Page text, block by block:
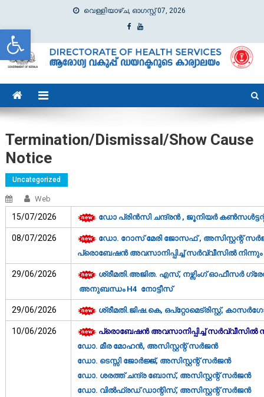
Open toolbar
വെള്ളിയാഴ്‌ച, ഓഗസ്റ്റ്‌ 07, 2026
dhs
Directorate of Health Services
Termination/Dismissal/Show Cause
Notice
Uncategorized
Web
15/07/2026 ഡോ പ്രിൻസി ചന്ദ്രൻ , ജൂനിയർ
08/07/2026
ഡോ. റോസ് മേരി ജോസഫ് , അസിസ്റ്റന്റ്
പ്രൊബേഷന്‍ അവസാനിപ്പിച്ച് സര്‍വ്വീസില്‍ നിന്നും
29/06/2026
ശ്രീമതി.അജിത. എസ്, നഴ്സിംഗ് ഓഫീസർ
അനുബന്ധം H4 നോട്ടീസ്
29/06/2026 ശ്രീമതി.ജിഷ.കെ, ഒപ്റ്റോമെട്രിസ്റ്റ്,
10/06/2026
പ്രൊബേഷന്‍ അവസാനിപ്പിച്ച്
ഡോ. മീര മോഹൻ, അസിസ്റ്റന്റ് സർജൻ
ഡോ. ടെസ്സി ജോർജ്ജ്, അസിസ്റ്റന്റ് സർജൻ
ഡോ. ശരത്ത് ചന്ദ്ര ബോസ്, അസിസ്റ്റന്റ് സർജൻ
ഡോ. വിൽഫ്രഡ് ഡാന്റിസ്, അസിസ്റ്റന്റ് സർജൻ